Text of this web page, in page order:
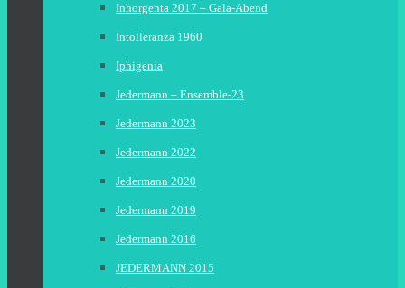
Inhorgenta 2017 – Gala-Abend
Intolleranza 1960
Iphigenia
Jedermann – Ensemble-23
Jedermann 2023
Jedermann 2022
Jedermann 2020
Jedermann 2019
Jedermann 2016
JEDERMANN 2015